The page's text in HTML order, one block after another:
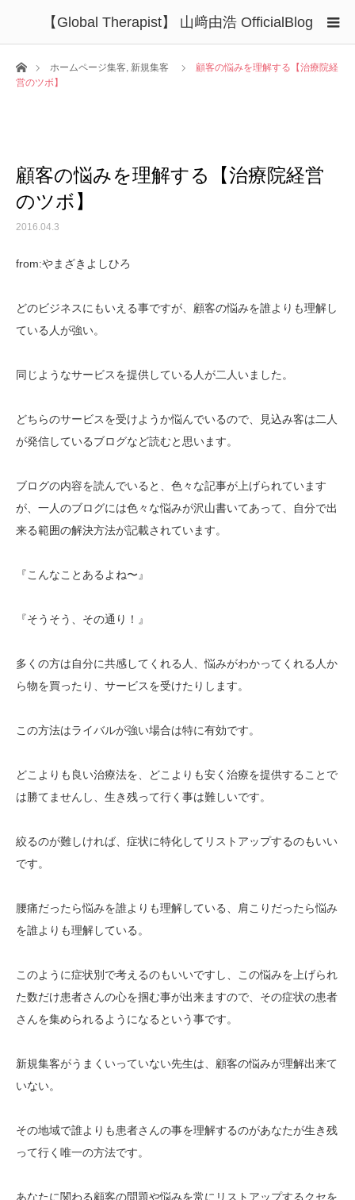
【Global Therapist】 山﨑由浩 OfficialBlog
ホームホームページ集客, 新規集客
顧客の悩みを理解する【治療院経
営のツボ】
顧客の悩みを理解する【治療院経営
のツボ】
2016.04.3
from:やまざきよしひろ
どのビジネスにもいえる事ですが、顧客の悩みを誰よりも理解し
ている人が強い。
同じようなサービスを提供している人が二人いました。
どちらのサービスを受けようか悩んでいるので、見込み客は二人
が発信しているブログなど読むと思います。
ブログの内容を読んでいると、色々な記事が上げられています
が、一人のブログには色々な悩みが沢山書いてあって、自分で出
来る範囲の解決方法が記載されています。
『こんなことあるよね〜』
『そうそう、その通り！』
多くの方は自分に共感してくれる人、悩みがわかってくれる人か
ら物を買ったり、サービスを受けたりします。
この方法はライバルが強い場合は特に有効です。
どこよりも良い治療法を、どこよりも安く治療を提供することで
は勝てませんし、生き残って行く事は難しいです。
絞るのが難しければ、症状に特化してリストアップするのもいい
です。
腰痛だったら悩みを誰よりも理解している、肩こりだったら悩み
を誰よりも理解している。
このように症状別で考えるのもいいですし、この悩みを上げられ
た数だけ患者さんの心を掴む事が出来ますので、その症状の患者
さんを集められるようになるという事です。
新規集客がうまくいっていない先生は、顧客の悩みが理解出来て
いない。
その地域で誰よりも患者さんの事を理解するのがあなたが生き残
って行く唯一の方法です。
あなたに関わる顧客の問題や悩みを常にリストアップするクセを